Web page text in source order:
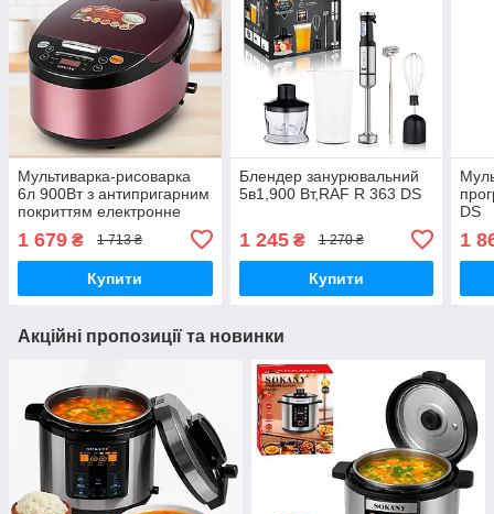
Мультиварка-рисоварка
6л 900Вт з антипригарним
покриттям електронне
управління SK-07078 DS
1 679 ₴ 1 713 ₴
Купити
Блендер занурювальний
5в1,900 Вт,RAF R 363 DS
1 245₴ 1 270 ₴
Купити
DS
1
Акційні пропозиції та новинки